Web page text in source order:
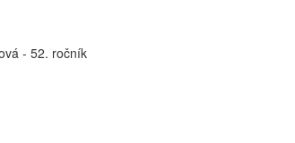
- 52. ročník